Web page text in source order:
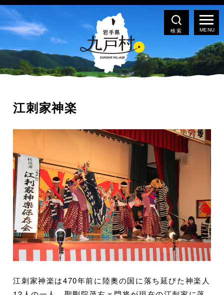
検索
江刺家神楽
江刺家神楽は470年前に陸奧の国に落ち延びた神楽人